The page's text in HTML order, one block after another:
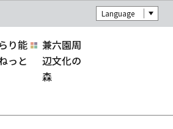
Language
り能
っと
兼六園周
辺文化の
森